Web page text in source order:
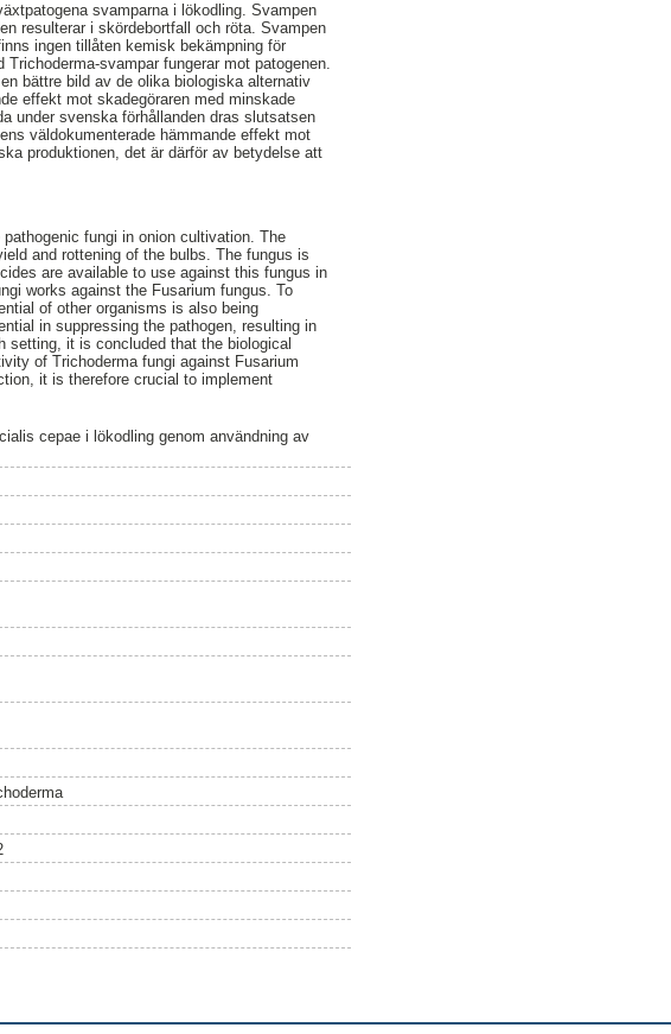
svamparna i lökodling. Svampen
resulterar i skördebortfall och röta. Svampen
ingen tillåten kemisk bekämpning för
svampar fungerar mot patogenen.
bättre bild av de olika biologiska alternativ
effekt mot skadegöraren med minskade
under svenska förhållanden dras slutsatsen
väldokumenterade hämmande effekt mot
produktionen, det är därför av betydelse att
fungi in onion cultivation. The
and rottening of the bulbs. The fungus is
are available to use against this fungus in
works against the Fusarium fungus. To
of other organisms is also being
in suppressing the pathogen, resulting in
setting, it is concluded that the biological
of Trichoderma fungi against Fusarium
it is therefore crucial to implement
cepae i lökodling genom användning av